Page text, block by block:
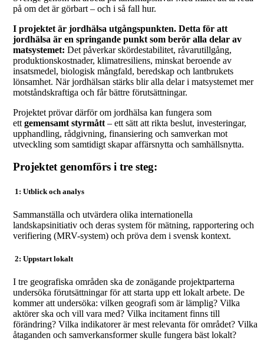
på om det är görbart – och i så fall hur.
I projektet är jordhälsa utgångspunkten. Detta för att
jordhälsa är en springande punkt som berör alla delar av
matsystemet: Det påverkar skördestabilitet, råvarutillgång,
produktionskostnader, klimatresiliens, minskat beroende av
insatsmedel, biologisk mångfald, beredskap och lantbrukets
lönsamhet. När jordhälsan stärks blir alla delar i matsystemet mer
motståndskraftiga och får bättre förutsättningar.
Projektet prövar därför om jordhälsa kan fungera som
ett gemensamt styrmått – ett sätt att rikta beslut, investeringar,
upphandling, rådgivning, finansiering och samverkan mot
utveckling som samtidigt skapar affärsnytta och samhällsnytta.
Projektet genomförs i tre steg:
1: Utblick och analys
Sammanställa och utvärdera olika internationella
landskapsinitiativ och deras system för mätning, rapportering och
verifiering (MRV-system) och pröva dem i svensk kontext.
2: Uppstart lokalt
I tre geografiska områden ska de zonägande projektparterna
undersöka förutsättningar för att starta upp ett lokalt arbete. De
kommer att undersöka: vilken geografi som är lämplig? Vilka
aktörer ska och vill vara med? Vilka incitament finns till
förändring? Vilka indikatorer är mest relevanta för området? Vilka
åtaganden och samverkansformer skulle fungera bäst lokalt?